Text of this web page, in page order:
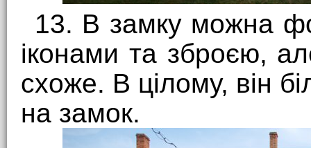
13. В замку можна
іконами та зброєю,
схоже. В цілому, він
на замок.